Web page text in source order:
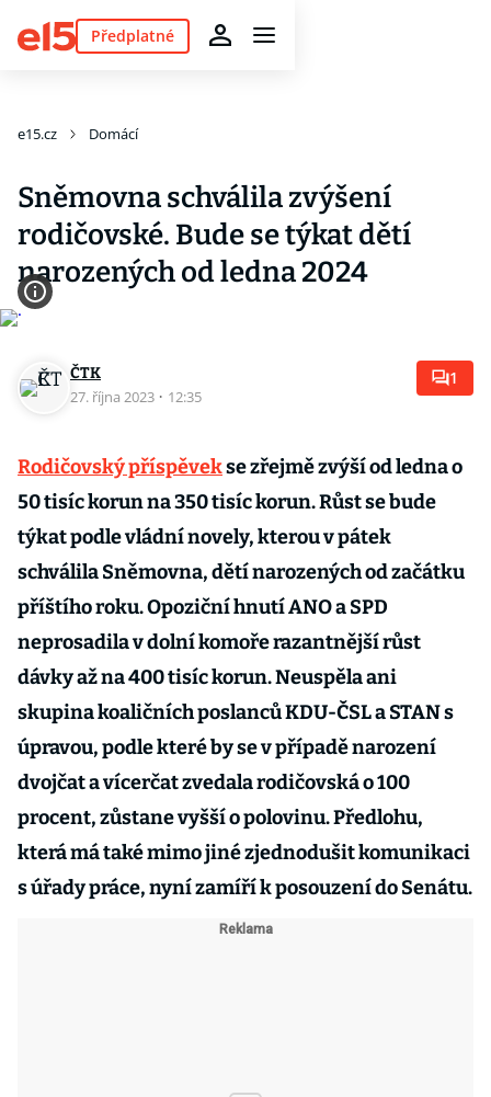
Předplatné
e15.cz Domácí
Sněmovna schválila zvýšení
rodičovské. Bude se týkat dětí
narozených od ledna 2024
ČTK
27. října 2023 · 12:35
1
Rodičovský příspěvekse zřejmě zvýší od ledna o
50 tisíc korun na 350 tisíc korun. Růst se bude
týkat podle vládní novely, kterou v pátek
schválila Sněmovna, dětí narozených od začátku
příštího roku. Opoziční hnutí ANO a SPD
neprosadila v dolní komoře razantnější růst
dávky až na 400 tisíc korun. Neuspěla ani
skupina koaličních poslanců KDU-ČSL a STAN s
úpravou, podle které by se v případě narození
dvojčat a vícerčat zvedala rodičovská o 100
procent, zůstane vyšší o polovinu. Předlohu,
která má také mimo jiné zjednodušit komunikaci
s úřady práce, nyní zamíří k posouzení do Senátu.